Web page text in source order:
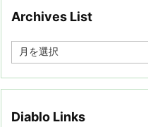
Archives List
e
Diablo Links